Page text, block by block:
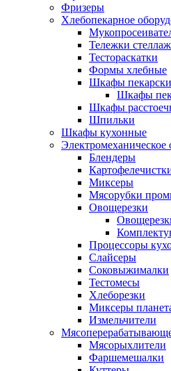
Фризеры
Хлебопекарное
Тележки
Тестораскатки
Формы хлебные
Шкафы
Шкафы
Шкафы
Шпильки
Шкафы кухонные
Электромеханическое
Блендеры
Миксеры
Мясорубки
Овощерезки
Процессоры
Слайсеры
Соковыжималки
Тестомесы
Хлеборезки
Миксеры
Измельчители
Мясорыхлители
Фаршемешалки